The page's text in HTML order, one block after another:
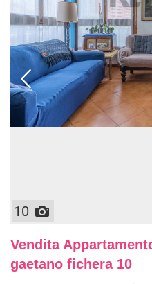
10
Vendita
gaetano fichera 10